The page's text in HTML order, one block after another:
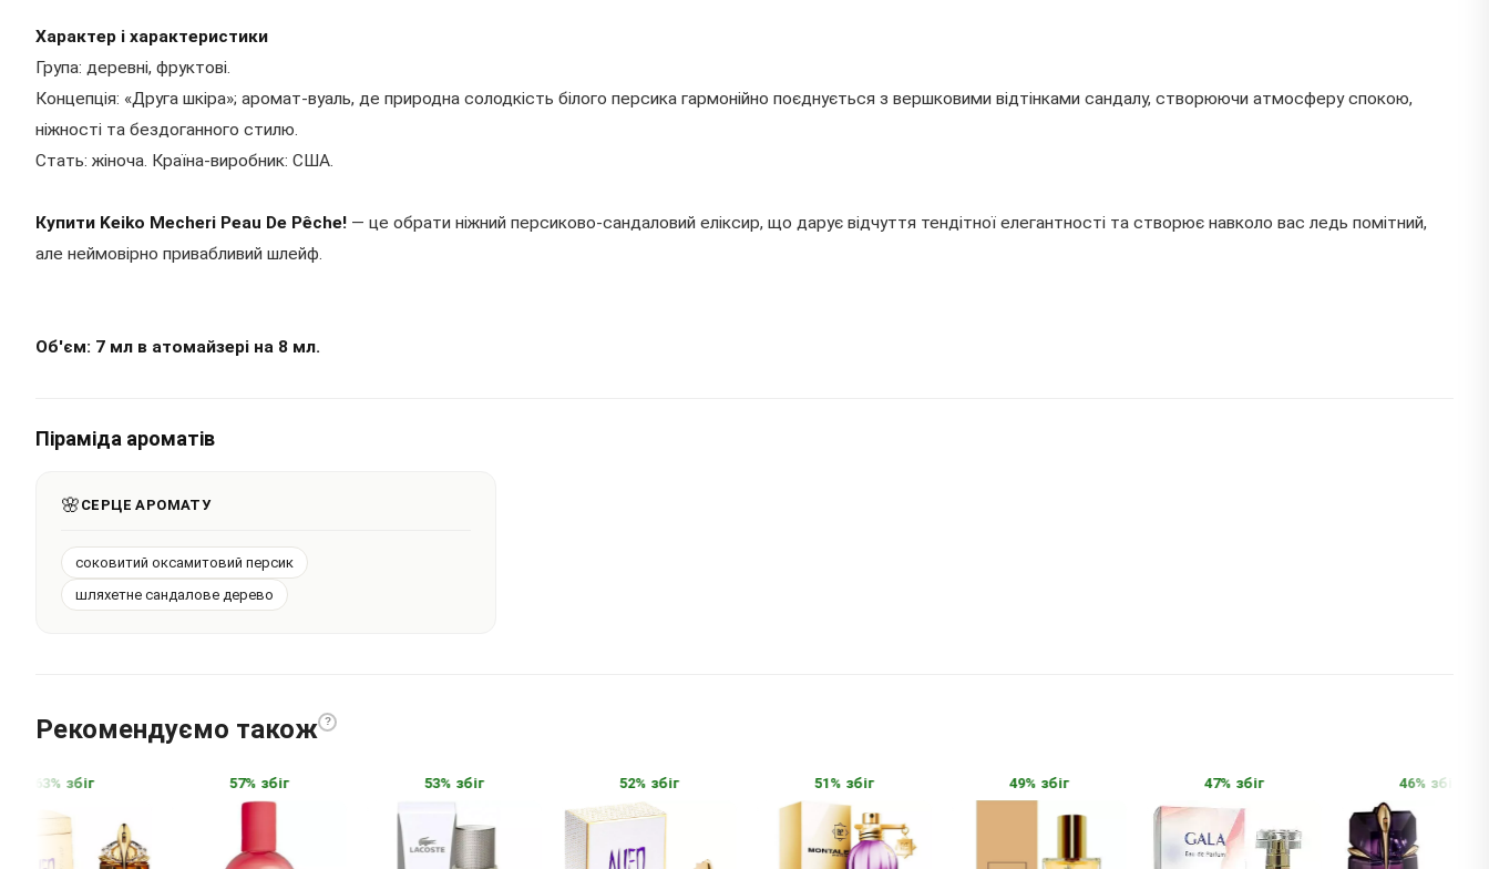
Характер і характеристики
Група: деревні, фруктові.
Концепція: «Друга шкіра»; аромат-вуаль, де природна солодкість білого персика гармонійно поєднується з вершковими відтінками сандалу, створюючи атмосферу спокою,
ніжності та бездоганного стилю.
Стать: жіноча. Країна-виробник: США.
Купити Keiko Mecheri Peau De Pêche! — це обрати ніжний персиково-сандаловий еліксир, що дарує відчуття тендітної елегантності та створює навколо вас ледь помітний,
але неймовірно привабливий шлейф.
Об'єм: 7 мл в атомайзері на 8 мл.
Піраміда ароматів
🌸 СЕРЦЕ АРОМАТУ
соковитий оксамитовий персик
шляхетне сандалове дерево
Рекомендуємо також ?
63% збіг 57% збіг 53% збіг 52% збіг 51% збіг 49% збіг 47% збіг 46% збіг